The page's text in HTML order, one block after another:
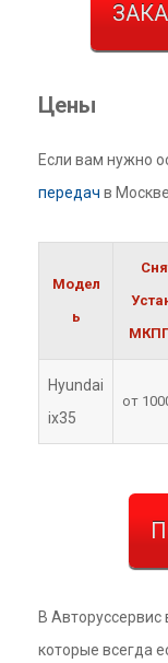
Цены
Если вам нужно
передач в
Модел
ь
Hyundai
ix35
от
В
которые всегда